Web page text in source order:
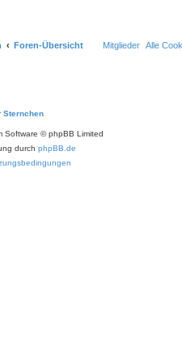
Foren-Übersicht Alle
Mitglieder
Sternchen
Software © phpBB Limited
durch phpBB.de